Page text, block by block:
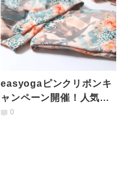
easyogaピンクリボンキ
ャンペーン開催！人気復
刻デザインが特別発売
0